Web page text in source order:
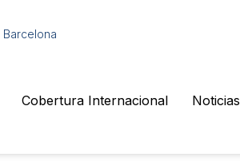
Barcelona
Cobertura Internacional Noticias